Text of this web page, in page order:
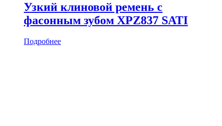
Узкий клиновой ремень с
фасонным зубом XPZ837 SATI
Подробнее